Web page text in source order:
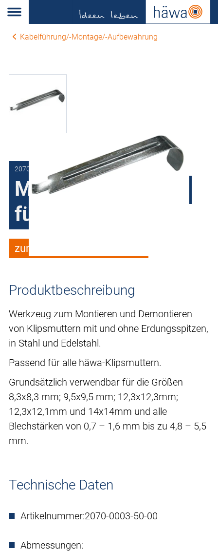
Kabelführung/-Montage/-Aufbewahrung
2070-0003-50-00
Montagewerkzeug
für Klipsmuttern
zum Merkzettel hinzufügen
Produktbeschreibung
Werkzeug zum Montieren und Demontieren
von Klipsmuttern mit und ohne Erdungsspitzen,
in Stahl und Edelstahl.
Passend für alle häwa-Klipsmuttern.
Grundsätzlich verwendbar für die Größen
8,3x8,3 mm; 9,5x9,5 mm; 12,3x12,3mm;
12,3x12,1mm und 14x14mm und alle
Blechstärken von 0,7 – 1,6 mm bis zu 4,8 – 5,5
mm.
Technische Daten
Artikelnummer:2070-0003-50-00
Abmessungen: